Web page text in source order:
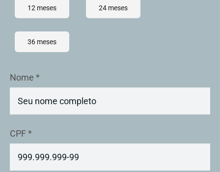
12 meses 24 meses
36 meses
Nome *
CPF *